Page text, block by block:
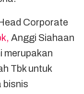
Corporate
Anggi Siahaan
merupakan
Tbk untuk
bisnis